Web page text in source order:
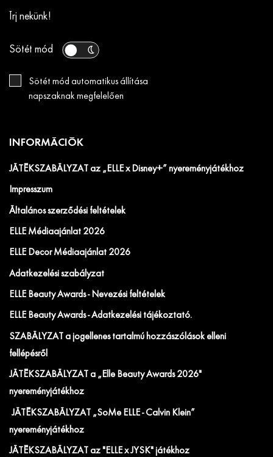
Írj nekünk!
Sötét mód
Sötét mód automatikus állítása
napszaknak megfelelően
INFORMÁCIÓK
JÁTÉKSZABÁLYZAT az „ELLE x Disney+” nyereményjátékhoz
Impresszum
Általános szerződési feltételek
ELLE Médiaajánlat 2026
ELLE Decor Médiaajánlat 2026
Adatkezelési szabályzat
ELLE Beauty Awards - Nevezési feltételek
ELLE Beauty Awards - Adatkezelési tájékoztató.
SZABÁLYZAT a jogellenes tartalmú hozzászólások elleni
fellépésről
JÁTÉKSZABÁLYZAT a „Elle Beauty Awards 2026"
nyereményjátékhoz
JÁTÉKSZABÁLYZAT „SoMe ELLE - Calvin Klein”
nyereményjátékhoz
JÁTÉKSZABÁLYZAT az "ELLE x JYSK" játékhoz